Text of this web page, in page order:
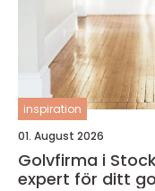
inspiration
01. August 2026
Golvfirma i
expert för ditt